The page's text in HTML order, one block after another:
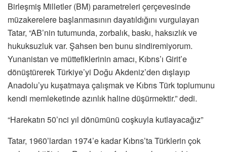
Birleşmiş Milletler (BM) parametreleri çerçevesinde
müzakerelere başlanmasının dayatıldığını vurgulayan
Tatar, “AB’nin tutumunda, zorbalık, baskı, haksızlık ve
hukuksuzluk var. Şahsen ben bunu sindiremiyorum.
Yunanistan ve müttefiklerinin amacı, Kıbrıs’ı Girit’e
dönüştürerek Türkiye’yi Doğu Akdeniz’den dışlayıp
Anadolu’yu kuşatmaya çalışmak ve Kıbrıs Türk toplumunu
kendi memleketinde azınlık haline düşürmektir.” dedi.
“Harekatın 50’nci yıl dönümünü coşkuyla kutlayacağız”
Tatar, 1960’lardan 1974’e kadar Kıbrıs’ta Türklerin çok